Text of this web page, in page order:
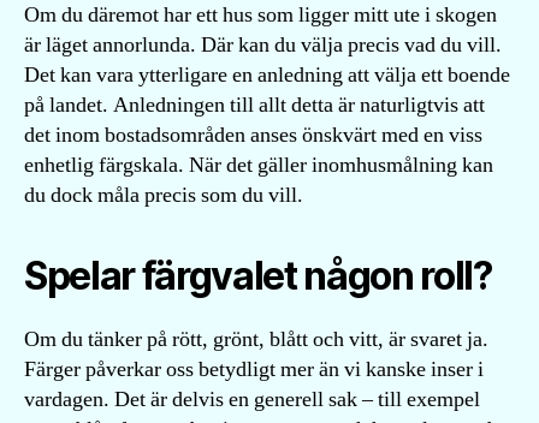
Om du däremot har ett hus som ligger mitt ute i skogen
är läget annorlunda. Där kan du välja precis vad du vill.
Det kan vara ytterligare en anledning att välja ett boende
på landet. Anledningen till allt detta är naturligtvis att
det inom bostadsområden anses önskvärt med en viss
enhetlig färgskala. När det gäller inomhusmålning kan
du dock måla precis som du vill.
Spelar färgvalet någon roll?
Om du tänker på rött, grönt, blått och vitt, är svaret ja.
Färger påverkar oss betydligt mer än vi kanske inser i
vardagen. Det är delvis en generell sak – till exempel